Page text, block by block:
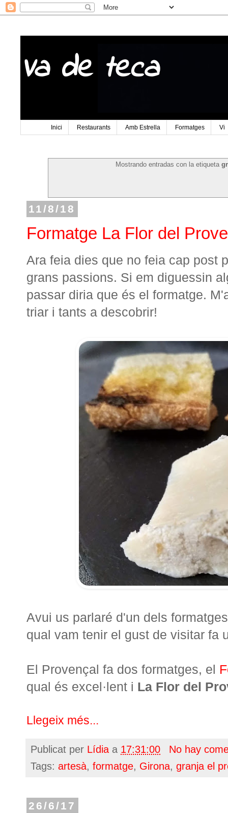
Va de teca
Inici Restaurants Amb Estrella Formatges Vi
Mostrando entradas con la etiqueta
11/8/18
Formatge La Flor del
Ara feia dies que no feia cap post
grans passions. Si em diguessin
passar diria que és el formatge.
triar i tants a descobrir!
Avui us parlaré d'un dels
qual vam tenir el gust de visitar fa
El Provençal fa dos formatges, el
qual és excel·lent i La Flor del
Llegeix més...
Publicat per Lídia a 17:31:00
No hay
Tags: artesà, formatge, Girona, granja el
26/6/17